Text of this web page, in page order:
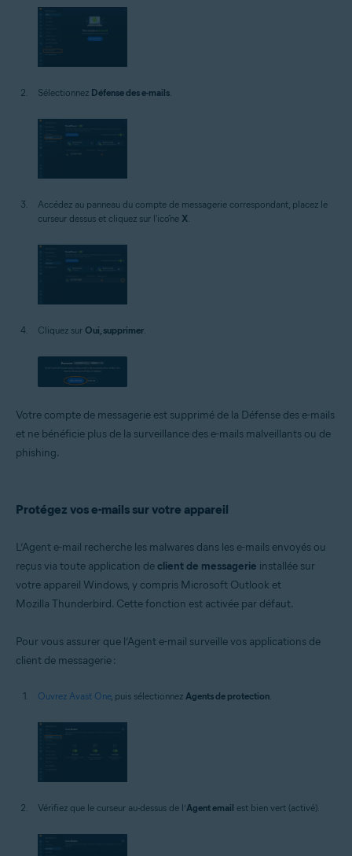
Sélectionnez Défense des e-mails
Accédez au panneau du compte de messagerie correspondant, placez le
curseur dessus et cliquez sur l'icône X
Cliquez sur Oui, supprimer.
Votre compte de messagerie est supprimé de la Défense des e-mails
et ne bénéficie plus de la surveillance des e-mails malveillants ou de
phishing.
Protégez vos e-mails sur votre appareil
L’Agent e-mail recherche les malwares dans les e-mails envoyés ou
reçus via toute application declient de messagerie installée sur
votre appareil Windows, y compris Microsoft Outlook et
Mozilla Thunderbird. Cette fonction est activée par défaut.
Pour vous assurer que l’Agent e-mail surveille vos applications de
client de messagerie :
Ouvrez Avast One, puis sélectionnez Agents de protection.
Vérifiez que le curseur au-dessus de l’Agent email est bien vert (activé).